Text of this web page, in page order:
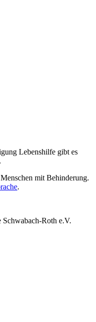
Lebenshilfe gibt es
mit Behinderung.
.
Roth e.V.